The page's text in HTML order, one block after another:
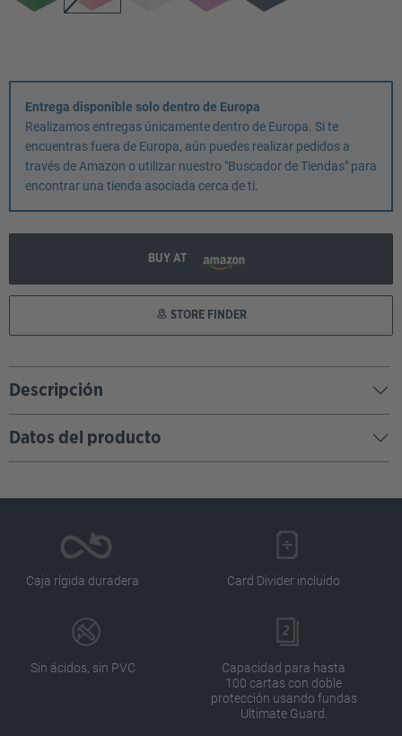
Entrega disponible solo dentro de Europa
Realizamos entregas únicamente dentro de Europa. Si te
encuentras fuera de Europa, aún puedes realizar pedidos a
través de Amazon o utilizar nuestro "Buscador de Tiendas" para
encontrar una tienda asociada cerca de ti.
BUY AT
STORE FINDER
Descripción
Datos del producto
Caja rígida duradera Card Divider incluido
Sin ácidos, sin PVC
Capacidad para hasta
100 cartas con doble
protección usando fundas
Ultimate Guard.